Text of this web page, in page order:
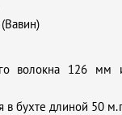
волокна 126 мм
в бухте длиной 50